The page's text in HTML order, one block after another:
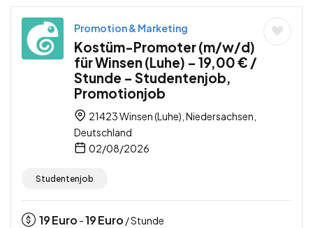
Promotion & Marketing
Kostüm-Promoter (m/w/d)
für Winsen (Luhe) – 19,00 € /
Stunde – Studentenjob,
Promotionjob
21423 Winsen (Luhe), Niedersachsen,
Deutschland
02/08/2026
Studentenjob
19Euro -19Euro / Stunde